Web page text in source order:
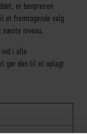
er benpresen
et fremragende valg
niveau.
i alle
gør den til et oplagt